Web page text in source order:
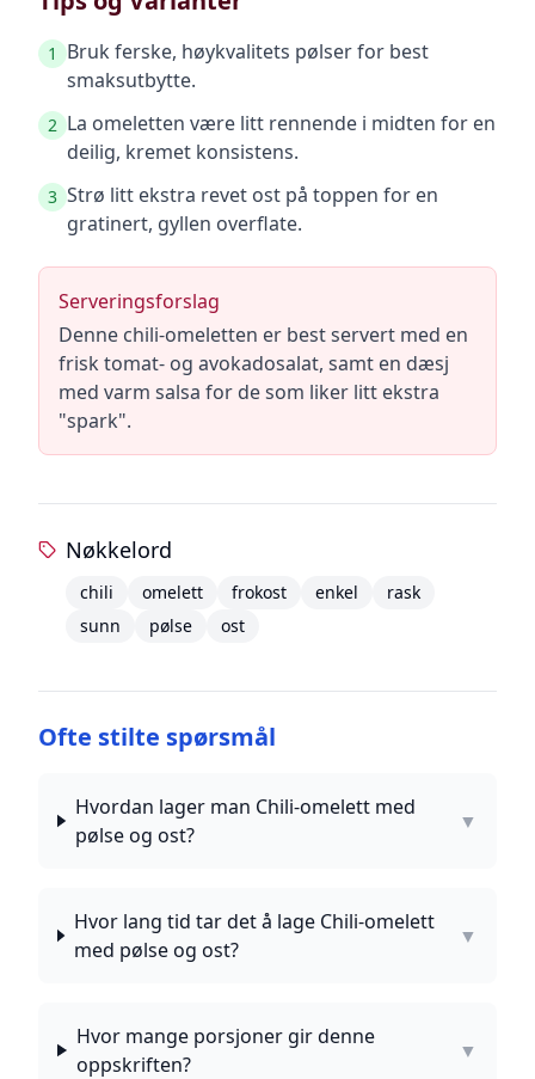
1
Bruk ferske, høykvalitets pølser for best
smaksutbytte.
2 La omeletten være litt rennende i midten for en
deilig, kremet konsistens.
3 Strø litt ekstra revet ost på toppen for en
gratinert, gyllen overflate.
Serveringsforslag
Denne chili-omeletten er best servert med en
frisk tomat- og avokadosalat, samt en dæsj
med varm salsa for de som liker litt ekstra
"spark".
Nøkkelord
chili omelett frokost enkel
rask
sunn
pølse ost
Ofte stilte spørsmål
Hvordan lager man Chili-omelett med
pølse og ost?
▼
Hvor lang tid tar det å lage Chili-omelett
med pølse og ost?
▼
Hvor mange porsjoner gir denne
oppskriften?
▼